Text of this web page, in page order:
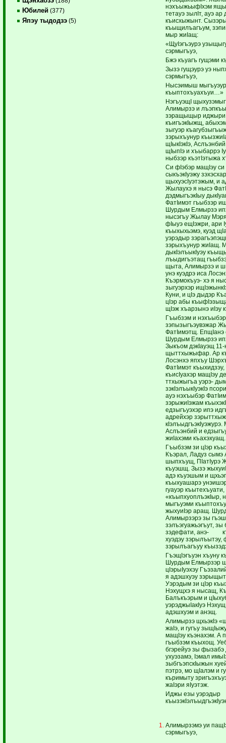
Юбилей (377)
Япэу тыдодзэ (5)
нэхъыжьыфIхэм
тетауэ зылIт, ауэ ар
къисхыжынт.
къыщилъагъум,
мыр жиIащ:
«ЩуIэгъэурэ
сэрмыгъуэ,
Бжэ къуагъ гущэми
Зызэ гущэурэ уэ
сэрмыгъуэ,
Нысэимыш
къыптохъуахъуи…»
НэгъуэщI
Алимырзэ и
зэращыщыр иджыри
къигъэкIыжщ,
зыгуэр
зэрыхъунур
щIыкIэкIэ,
щIыпIэ и хъыбаррэ
ныбзэр къэтIэтыжа
Си фIэбэр мащIэу
сыкъэкIуэжу зэхэсхар
щыхуэсIуэтэжым, и
Жылаухэ я нысэ
дэдмыгъэкIыу
ФатIимэт гъыбзэр
Шурдым Елмырзэ
нысэгъу Жылау
фIыуэ ещIэжри, ари
къыхыхьэмэ, куэд
уэрэдыр
зэрыхъунур жиIащ.
дыкIэлъыкIуэу
лъыдигъэтащ
щыта, Алимырзэ и
унэ куэдрэ иса
Къэрмокъуэ- хэ я
зыгуэрхэр
Куни, и цIэ дыдэр
цIэр абы
щIэж хъарзынэ иIэу
Гъыбзэм и нэхъыбэр
зэпызыгъэувэжар
ФатIимэтщ. ЕпщIанэ
Шурдым Елмырзэ
Зыкъом дэкIауэщ 11-
щыттхыжыфар. Ар
Лосэнхэ япхъу
ФатIимэт
къисIуахэр мащIэу
ттхыжыгъа уэрэ-
зэкIэлъыкIуэкIэ
ауэ нэхъыбэр
зэрыжиIэжам
едзыгъуэхэр ипэ
адрейхэр
Аслъэнбий и
жиIахэми къахэхуащ.
Гъыбзэм зи цIэр
Къэрал, Ладуз сымэ
шыпхъущ, ПIатIурэ
къуэшщ. Зызэ
адэ къуэшым и
къыхуашарэ
гуауэр къытехъуати,
«къыпхуоплъэкIыр,
мыгъуэми
жыхуиIэр аращ.
Алимырзэрэ зы
зэлъэгуажьэгъут,
зэдефати, анэ-
хуэдэу зэрылъытэу,
зэрылъагъуу
ГъэщIэгъуэн хъуну
Шурдым Елмырзэр
цIэрыIуэхэу
я адэшхуэу
Уэрэдым зи цIэр
Нэхущхэ я нысащ,
Балъкъэрым и
уэрэджыIакIуэ
адэшхуэм и анэщ.
Алимырзэ щхьэкIэ
жаIэ, и гугъу
мащIэу къэнахэм. А
гъыбзэм къыхощ.
бгэрейуэ зы фызабэ
ухуэзамэ, Iэмал
зыбгъэпскIыжын
пэтрэ, мо щIалэм и
къримыту
жаIэри яIуэтэж.
Иджы езы уэрэдыр
Алимырзэмэ уи
сэрмыгъуэ,